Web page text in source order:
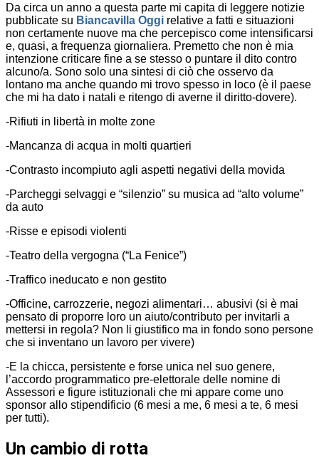
Da circa un anno a questa parte mi capita di leggere notizie
pubblicate su Biancavilla Oggi relative a fatti e situazioni
non certamente nuove ma che percepisco come intensificarsi
e, quasi, a frequenza giornaliera. Premetto che non è mia
intenzione criticare fine a se stesso o puntare il dito contro
alcuno/a. Sono solo una sintesi di ciò che osservo da
lontano ma anche quando mi trovo spesso in loco (è il paese
che mi ha dato i natali e ritengo di averne il diritto-dovere).
-Rifiuti in libertà in molte zone
-Mancanza di acqua in molti quartieri
-Contrasto incompiuto agli aspetti negativi della movida
-Parcheggi selvaggi e “silenzio” su musica ad “alto volume”
da auto
-Risse e episodi violenti
-Teatro della vergogna (“La Fenice”)
-Traffico ineducato e non gestito
-Officine, carrozzerie, negozi alimentari… abusivi (si è mai
pensato di proporre loro un aiuto/contributo per invitarli a
mettersi in regola? Non li giustifico ma in fondo sono persone
che si inventano un lavoro per vivere)
-E la chicca, persistente e forse unica nel suo genere,
l’accordo programmatico pre-elettorale delle nomine di
Assessori e figure istituzionali che mi appare come uno
sponsor allo stipendificio (6 mesi a me, 6 mesi a te, 6 mesi
per tutti).
Un cambio di rotta